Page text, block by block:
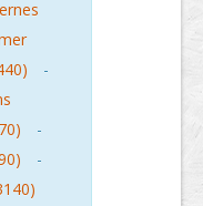
-
-
-